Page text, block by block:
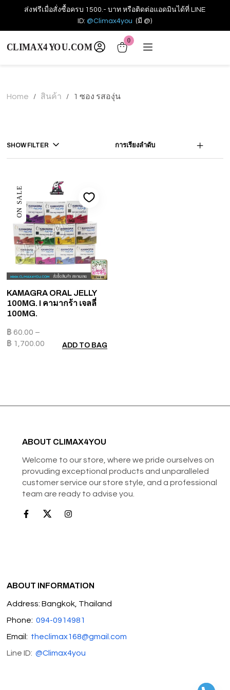
ส่งฟรีเมื่อสั่งซื้อครบ 1500.- บาท หรือติดต่อแอดมินได้ที่ LINE
ID: @Climax4you (มี @)
0
Home / สินค้า / 1 ซอง รสองุ่น
SHOW FILTER การเรียงลำดับ
ON SALE
KAMAGRA ORAL JELLY
100MG. I คามากร้า เจลลี่
100MG.
฿ 60.00 –
฿ 1,700.00 ADD TO BAG
ABOUT CLIMAX4YOU
Welcome to our store, where we pride ourselves on
provuding exceptional products and unparalleled
customer service our store style, and a professional
team are ready to advise you.
ABOUT INFORMATION
Address: Bangkok, Thailand
Phone: 094-0914981
Email: theclimax168@gmail.com
Line ID:@Climax4you